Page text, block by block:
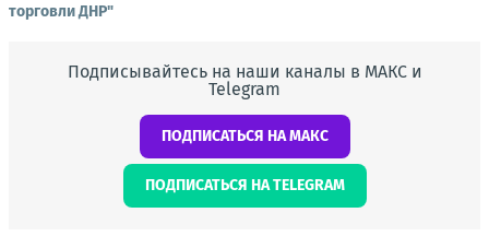
торговли ДНР"
Подписывайтесь на наши каналы в МАКС и
Telegram
ПОДПИСАТЬСЯ НА МАКС
ПОДПИСАТЬСЯ НА TELEGRAM